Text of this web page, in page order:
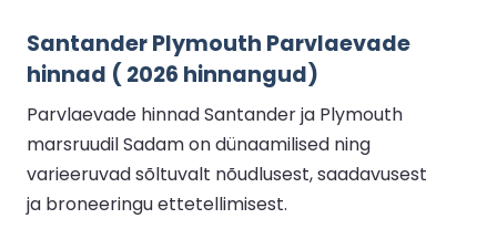
Santander Plymouth Parvlaevade
hinnad ( 2026 hinnangud)
Parvlaevade hinnad Santander ja Plymouth
marsruudil Sadam on dünaamilised ning
varieeruvad sõltuvalt nõudlusest, saadavusest
ja broneeringu ettetellimisest.